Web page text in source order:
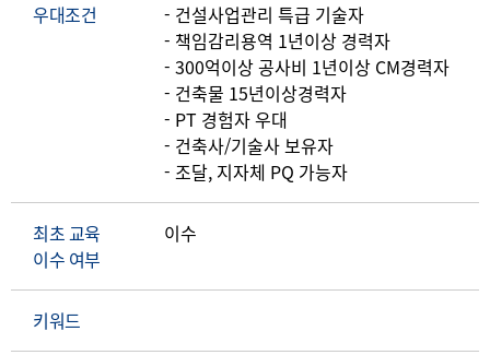
우대조건
- 건설사업관리 특급 기술자
- 책임감리용역 1년이상 경력자
- 300억이상 공사비 1년이상 CM경력자
- 건축물 15년이상경력자
- PT 경험자 우대
- 건축사/기술사 보유자
- 조달, 지자체 PQ 가능자
최초 교육
이수 여부
이수
키워드